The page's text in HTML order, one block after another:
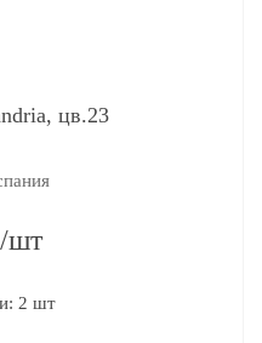
цв.23
шт
2 шт